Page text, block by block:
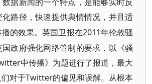
据新闻的一个特点，是能够实时反
化路径，快速提供舆情情况，并且适
的效果。英国卫报在2011年伦敦骚
政府强化网络管制的要求，以《骚
中传播》为题进行了报道，最大
对于Twitter的偏见和误解。从根本